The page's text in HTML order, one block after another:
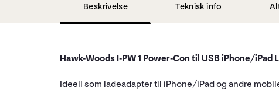
Beskrivelse Teknisk info
Hawk-Woods I-PW 1 Power-Con til USB iPhone/iPad
Ideell som ladeadapter til iPhone/iPad og andre